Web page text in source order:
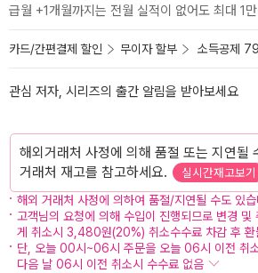
급월 +1개월까지는 전월 실적이 없어도 최대 1
카드/간편결제 할인 무이자 할부 소득공제
관심 저자, 시리즈의 출간 알림을 받아보세요
해외거래처 사정에 의해 품절 또는 지연될
거래처 재고를 참고하세요.
실시간재고보기
해외 거래처 사정에 의하여 품절/지연될 수도 있
고객님의 요청에 의해 수입이 진행되므로 변경 및
게 취소시 3,480원(20%) 취소수수료 차감 후 환
단, 오늘 00시~06시 주문을 오늘 06시 이전 취
다음 날 06시 이전 취소시 수수료 없음